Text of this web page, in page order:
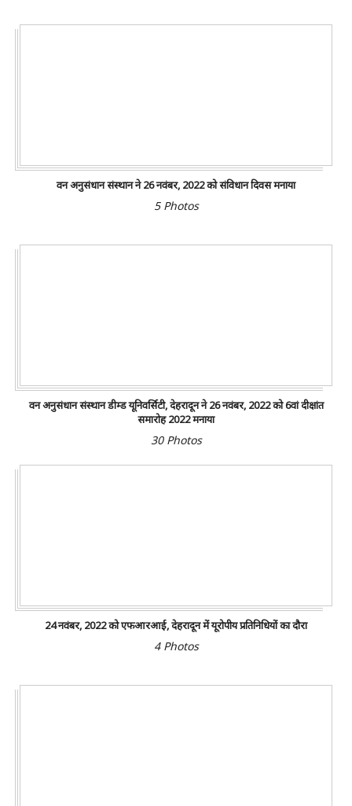
वन अनुसंधान संस्थान ने 26 नवंबर, 2022 को संविधान दिवस मनाया
5 Photos
वन अनुसंधान संस्थान डीम्ड यूनिवर्सिटी, देहरादून ने 26 नवंबर, 2022 को 6वां दीक्षांत
समारोह 2022 मनाया
30 Photos
24 नवंबर, 2022 को एफआरआई, देहरादून में यूरोपीय प्रतिनिधियों का दौरा
4 Photos